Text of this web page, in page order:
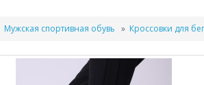
Мужская спортивная обувь Кроссовки для